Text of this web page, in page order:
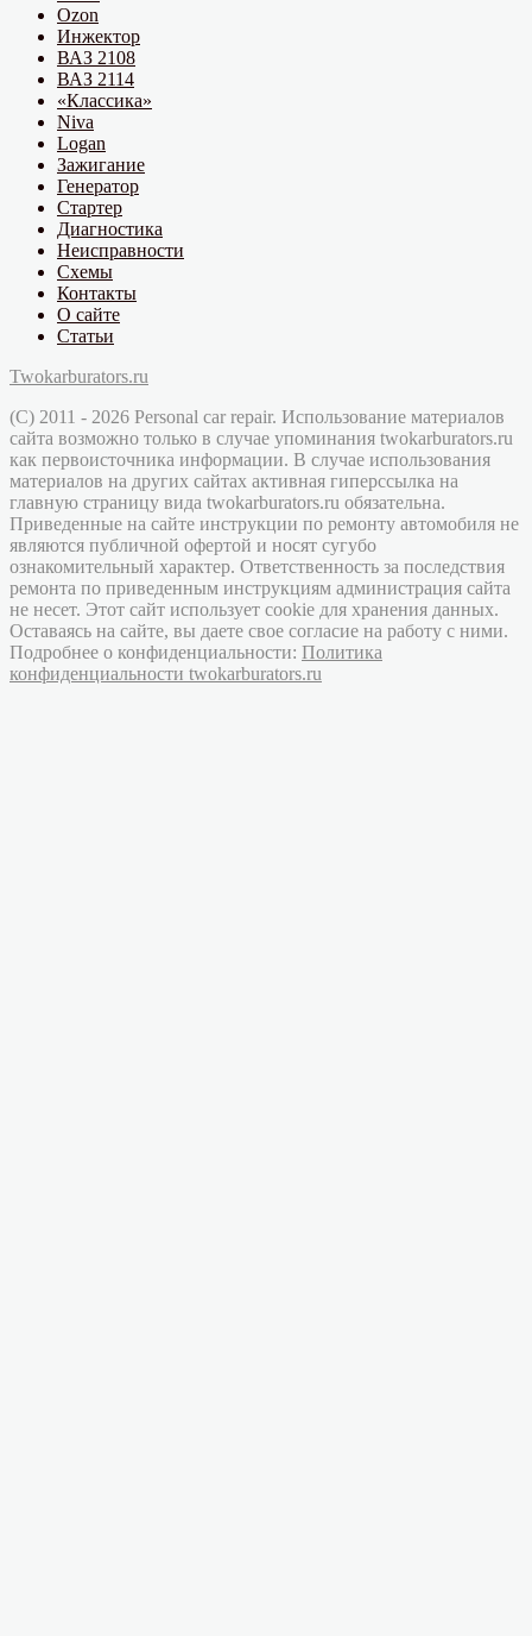
Ozon
Инжектор
ВАЗ 2108
ВАЗ 2114
«Классика»
Niva
Logan
Зажигание
Генератор
Стартер
Диагностика
Неисправности
Схемы
Контакты
О сайте
Статьи
Twokarburators.ru
(C) 2011 - 2026 Personal car repair. Использование материалов
сайта возможно только в случае упоминания twokarburators.ru
как первоисточника информации. В случае использования
материалов на других сайтах активная гиперссылка на
главную страницу вида twokarburators.ru обязательна.
Приведенные на сайте инструкции по ремонту автомобиля не
являются публичной офертой и носят сугубо
ознакомительный характер. Ответственность за последствия
ремонта по приведенным инструкциям администрация сайта
не несет. Этот сайт использует cookie для хранения данных.
Оставаясь на сайте, вы даете свое согласие на работу с ними.
Подробнее о конфиденциальности: Политика
конфиденциальности twokarburators.ru